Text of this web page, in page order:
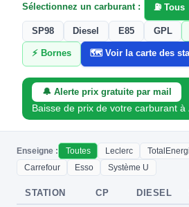
Sélectionnez un carburant : ⛽ Tous
SP98 Diesel E85 GPL
⚡ Bornes 🗺️ Voir la carte des
🔔 Alerte prix gratuite par mail
Baisse de prix de votre carburant à
Enseigne : Toutes Leclerc
Carrefour
Esso Système U
STATION CP DIESEL